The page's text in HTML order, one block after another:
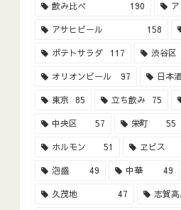
飲み比べ 190
アサヒビール 158
ポテトサラダ 117 渋谷区
オリオンビール 97 日本
東京 85 立ち飲み 75
中央区 57 栄町 55
ホルモン 51 ヱビス
泡盛 49 中華 49
久茂地 47 志賀